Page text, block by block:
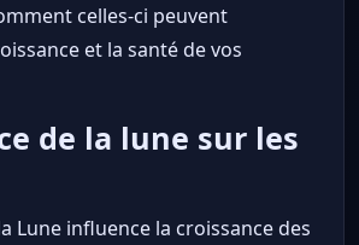
celles-ci peuvent
et la santé de vos
de la lune sur les
Lune influence la croissance des